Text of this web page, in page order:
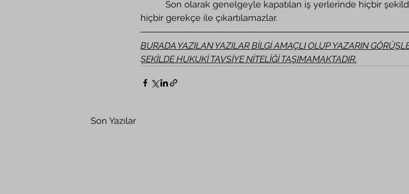
hiçbir gerekçe ile çıkartılamazlar.
BURADA YAZILAN YAZILAR BİLGİ AMAÇLI OLUP YAZARIN
ŞEKİLDE HUKUKİ TAVSİYE NİTELİĞİ TAŞIMAMAKTADIR.
Son Yazılar